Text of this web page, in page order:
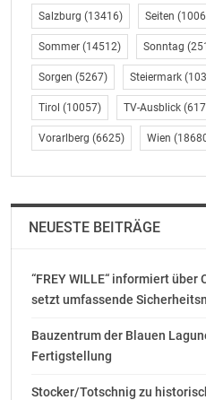
Salzburg (13416) Seiten
Sommer(14512) Sonntag
Sorgen (5267) Steiermark
Tirol (10057) TV-Ausblick
Vorarlberg (6625) Wien
NEUESTE BEITRÄGE
“FREY WILLE“ informiert über
setzt umfassende
Bauzentrum der Blauen
Fertigstellung
Stocker/Totschnig zu